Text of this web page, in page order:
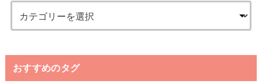
おすすめのタグ